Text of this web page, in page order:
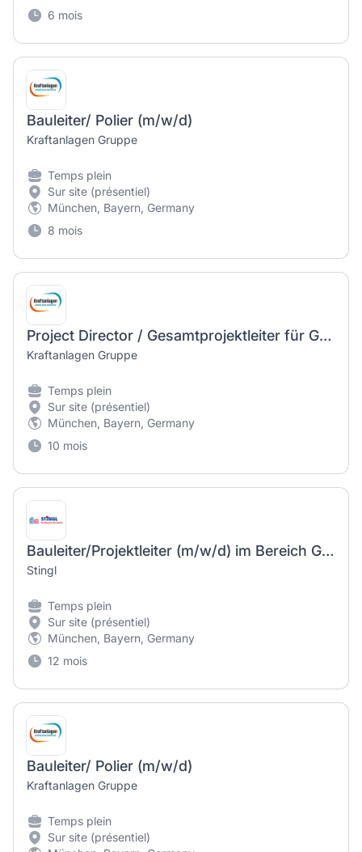
6 mois
Bauleiter/ Polier (m/w/d)
Kraftanlagen Gruppe
Temps plein
Sur site (présentiel)
München, Bayern, Germany
8 mois
Project Director / Gesamtprojektleiter für Großprojekte (m/w/d)
Kraftanlagen Gruppe
Temps plein
Sur site (présentiel)
München, Bayern, Germany
10 mois
Bauleiter/Projektleiter (m/w/d) im Bereich Gebäudeentwässerung
Stingl
Temps plein
Sur site (présentiel)
München, Bayern, Germany
12 mois
Bauleiter/ Polier (m/w/d)
Kraftanlagen Gruppe
Temps plein
Sur site (présentiel)